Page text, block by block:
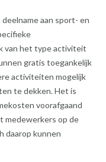
aan sport- en
van het type activiteit
gratis toegankelijk
activiteiten mogelijk
te dekken. Het is
voorafgaand
medewerkers op de
daarop kunnen